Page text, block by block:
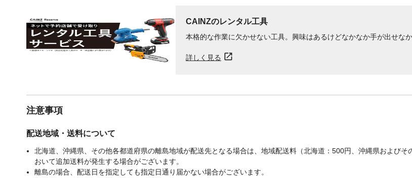
CAINZのレンタル工具
本格的な作業に欠かせない工具。興味はあるけどなかなか手が出せな
詳しく見る
注意事項
配送地域・送料について
北海道、沖縄県、その他各都道府県の離島地域が配送先となる場合は、地域配送料（北海道：500円、沖縄県および
おいて追加送料が発生する場合がございます。
離島の場合、配送日を指定しても指定日通り届かない場合がございます。